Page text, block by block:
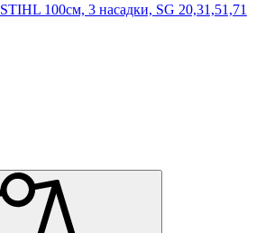
STIHL 100см, 3 насадки, SG 20,31,51,71